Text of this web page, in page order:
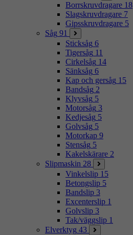
Borrskruvdragare 18
Slagskruvdragare 7
Gipsskruvdragare 5
Såg 91
Sticksåg 6
Tigersåg 11
Cirkelsåg 14
Sänksåg 6
Kap och gersåg 15
Bandsåg 2
Klyvsåg 5
Motorsåg 3
Kedjesåg 5
Golvsåg 5
Motorkap 9
Stensåg 5
Kakelskärare 2
Slipmaskin 28
Vinkelslip 15
Betongslip 5
Bandslip 3
Excenterslip 1
Golvslip 3
Tak/väggslip 1
Elverktyg 43